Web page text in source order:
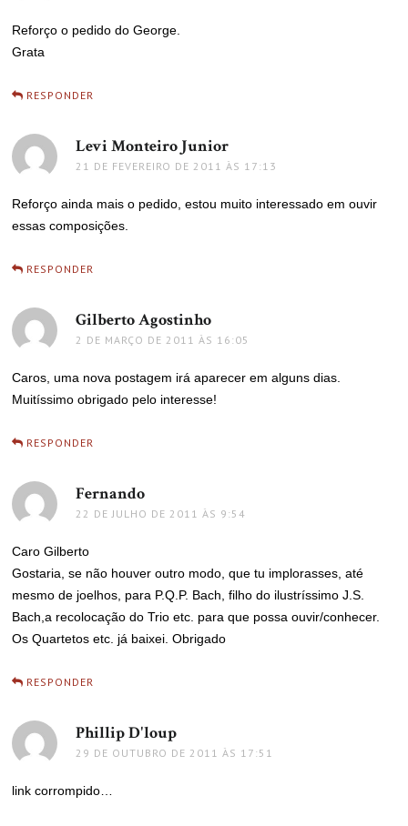
Reforço o pedido do George.
Grata
RESPONDER
Levi Monteiro Junior
21 DE FEVEREIRO DE 2011 ÀS 17:13
Reforço ainda mais o pedido, estou muito interessado em ouvir
essas composições.
RESPONDER
Gilberto Agostinho
2 DE MARÇO DE 2011 ÀS 16:05
Caros, uma nova postagem irá aparecer em alguns dias.
Muitíssimo obrigado pelo interesse!
RESPONDER
Fernando
22 DE JULHO DE 2011 ÀS 9:54
Caro Gilberto
Gostaria, se não houver outro modo, que tu implorasses, até
mesmo de joelhos, para P.Q.P. Bach, filho do ilustríssimo J.S.
Bach,a recolocação do Trio etc. para que possa ouvir/conhecer.
Os Quartetos etc. já baixei. Obrigado
RESPONDER
Phillip D'loup
29 DE OUTUBRO DE 2011 ÀS 17:51
link corrompido…